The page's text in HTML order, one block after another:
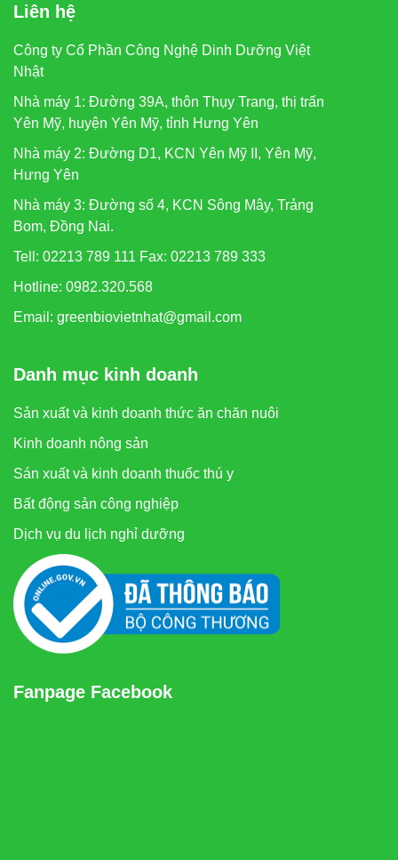
Liên hệ
Công ty Cổ Phần Công Nghệ Dinh Dưỡng Việt
Nhật
Nhà máy 1: Đường 39A, thôn Thụy Trang, thị trấn
Yên Mỹ, huyện Yên Mỹ, tỉnh Hưng Yên
Nhà máy 2: Đường D1, KCN Yên Mỹ II, Yên Mỹ,
Hưng Yên
Nhà máy 3: Đường số 4, KCN Sông Mây, Trảng
Bom, Đồng Nai.
Tell: 02213 789 111 Fax: 02213 789 333
Hotline: 0982.320.568
Email: greenbiovietnhat@gmail.com
Danh mục kinh doanh
Sản xuất và kinh doanh thức ăn chăn nuôi
Kinh doanh nông sản
Sán xuất và kinh doanh thuốc thú y
Bất động sản công nghiệp
Dịch vụ du lịch nghỉ dưỡng
Fanpage Facebook